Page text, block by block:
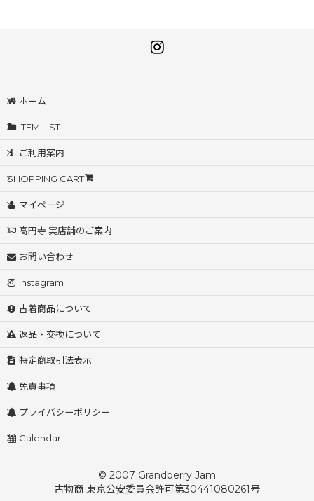
ホーム
ITEM LIST
ご利用案内
SHOPPING CART
マイページ
高円寺 実店舗のご案内
お問い合わせ
Instagram
古着商品について
返品・交換について
特定商取引法表示
免責事項
プライバシーポリシー
Calendar
© 2007 Grandberry Jam
古物商 東京公安委員会許可第30441080261号